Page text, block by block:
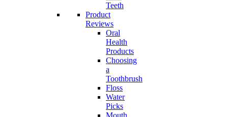
Teeth
Product
Reviews
Oral
Health
Products
Choosing
a
Toothbrush
Floss
Water
Picks
Mouth